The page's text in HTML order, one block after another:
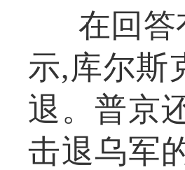
在回答
示,库尔斯
退。普京
击退乌军